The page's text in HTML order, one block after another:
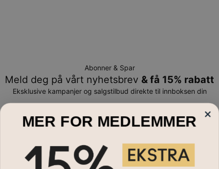
Abonner & Spar
Meld deg på vårt nyhetsbrev & få 15% rabatt
Eksklusive kampanjer og salgstilbud direkte til innboksen din
E-post*MER FOR MEDLEMMER